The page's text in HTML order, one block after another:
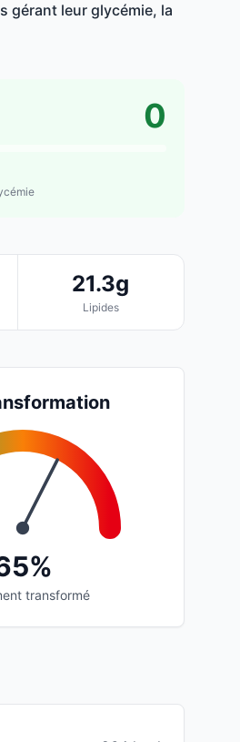
gérant leur glycémie, la
0
21.3g
Lipides
transformé